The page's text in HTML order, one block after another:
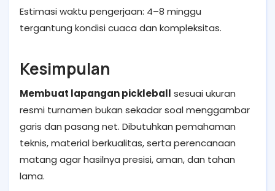
Estimasi waktu pengerjaan: 4–8 minggu
tergantung kondisi cuaca dan kompleksitas.
Kesimpulan
Membuat lapangan pickleball sesuai ukuran
resmi turnamen bukan sekadar soal menggambar
garis dan pasang net. Dibutuhkan pemahaman
teknis, material berkualitas, serta perencanaan
matang agar hasilnya presisi, aman, dan tahan
lama.